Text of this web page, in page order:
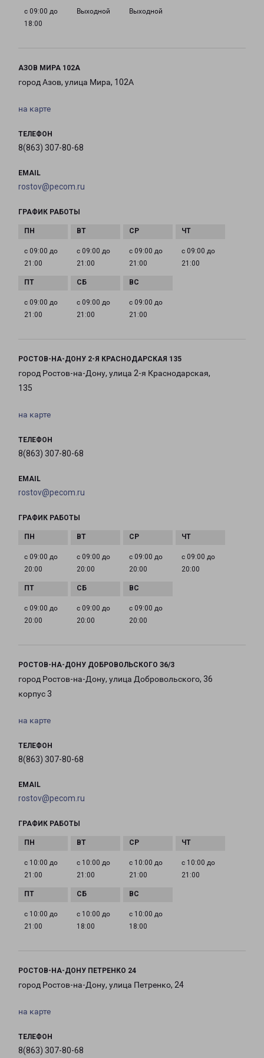
с 09:00 до
18:00
Выходной Выходной
АЗОВ МИРА 102А
город Азов, улица Мира, 102А
на карте
ТЕЛЕФОН
8(863) 307-80-68
EMAIL
rostov@pecom.ru
ГРАФИК РАБОТЫ
с 09:00 до
21:00
с 09:00 до
21:00
с 09:00 до
21:00
с 09:00 до
21:00
с 09:00 до
21:00
с 09:00 до
21:00
с 09:00 до
21:00
РОСТОВ-НА-ДОНУ 2-Я КРАСНОДАРСКАЯ 135
город Ростов-на-Дону, улица 2-я Краснодарская,
135
на карте
ТЕЛЕФОН
8(863) 307-80-68
EMAIL
rostov@pecom.ru
ГРАФИК РАБОТЫ
с 09:00 до
20:00
с 09:00 до
20:00
с 09:00 до
20:00
с 09:00 до
20:00
с 09:00 до
20:00
с 09:00 до
20:00
с 09:00 до
20:00
РОСТОВ-НА-ДОНУ ДОБРОВОЛЬСКОГО З6/3
город Ростов-на-Дону, улица Добровольского, 36
корпус 3
на карте
ТЕЛЕФОН
8(863) 307-80-68
EMAIL
rostov@pecom.ru
ГРАФИК РАБОТЫ
с 10:00 до
21:00
с 10:00 до
21:00
с 10:00 до
21:00
с 10:00 до
21:00
с 10:00 до
21:00
с 10:00 до
18:00
с 10:00 до
18:00
РОСТОВ-НА-ДОНУ ПЕТРЕНКО 24
город Ростов-на-Дону, улица Петренко, 24
на карте
ТЕЛЕФОН
8(863) 307-80-68